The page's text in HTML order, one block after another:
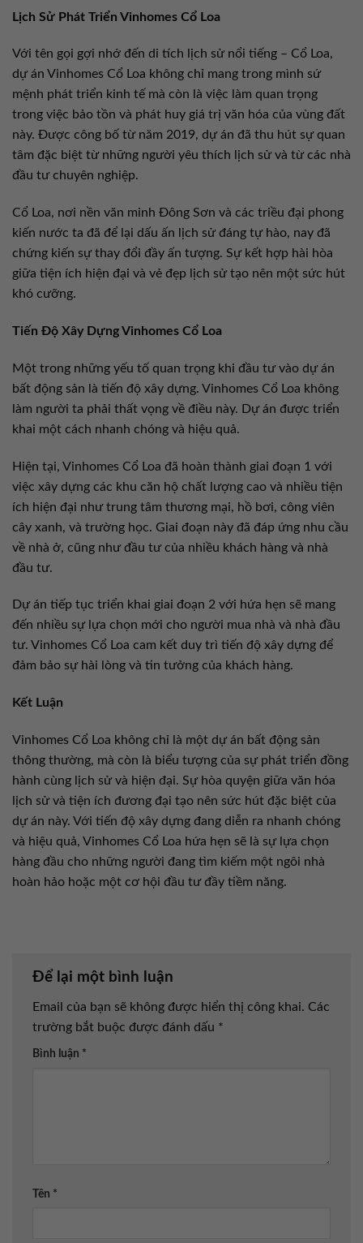
Lịch Sử Phát Triển Vinhomes Cổ Loa
Với tên gọi gợi nhớ đến di tích lịch sử nổi tiếng – Cổ Loa,
dự án Vinhomes Cổ Loa không chỉ mang trong mình sứ
mệnh phát triển kinh tế mà còn là việc làm quan trọng
trong việc bảo tồn và phát huy giá trị văn hóa của vùng đất
này. Được công bố từ năm 2019, dự án đã thu hút sự quan
tâm đặc biệt từ những người yêu thích lịch sử và từ các nhà
đầu tư chuyên nghiệp.
Cổ Loa, nơi nền văn minh Đông Sơn và các triều đại phong
kiến nước ta đã để lại dấu ấn lịch sử đáng tự hào, nay đã
chứng kiến sự thay đổi đầy ấn tượng. Sự kết hợp hài hòa
giữa tiện ích hiện đại và vẻ đẹp lịch sử tạo nên một sức hút
khó cưỡng.
Tiến Độ Xây Dựng Vinhomes Cổ Loa
Một trong những yếu tố quan trọng khi đầu tư vào dự án
bất động sản là tiến độ xây dựng. Vinhomes Cổ Loa không
làm người ta phải thất vọng về điều này. Dự án được triển
khai một cách nhanh chóng và hiệu quả.
Hiện tại, Vinhomes Cổ Loa đã hoàn thành giai đoạn 1 với
việc xây dựng các khu căn hộ chất lượng cao và nhiều tiện
ích hiện đại như trung tâm thương mại, hồ bơi, công viên
cây xanh, và trường học. Giai đoạn này đã đáp ứng nhu cầu
về nhà ở, cũng như đầu tư của nhiều khách hàng và nhà
đầu tư.
Dự án tiếp tục triển khai giai đoạn 2 với hứa hẹn sẽ mang
đến nhiều sự lựa chọn mới cho người mua nhà và nhà đầu
tư. Vinhomes Cổ Loa cam kết duy trì tiến độ xây dựng để
đảm bảo sự hài lòng và tin tưởng của khách hàng.
Kết Luận
Vinhomes Cổ Loa không chỉ là một dự án bất động sản
thông thường, mà còn là biểu tượng của sự phát triển đồng
hành cùng lịch sử và hiện đại. Sự hòa quyện giữa văn hóa
lịch sử và tiện ích đương đại tạo nên sức hút đặc biệt của
dự án này. Với tiến độ xây dựng đang diễn ra nhanh chóng
và hiệu quả, Vinhomes Cổ Loa hứa hẹn sẽ là sự lựa chọn
hàng đầu cho những người đang tìm kiếm một ngôi nhà
hoàn hảo hoặc một cơ hội đầu tư đầy tiềm năng.
Để lại một bình luận
Email của bạn sẽ không được hiển thị công khai. Các
trường bắt buộc được đánh dấu *
Bình luận *
Tên *